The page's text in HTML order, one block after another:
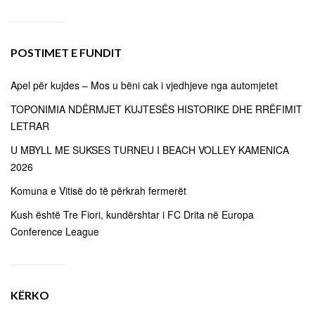
POSTIMET E FUNDIT
Apel për kujdes – Mos u bëni cak i vjedhjeve nga automjetet
TOPONIMIA NDËRMJET KUJTESËS HISTORIKE DHE RRËFIMIT
LETRAR
U MBYLL ME SUKSES TURNEU I BEACH VOLLEY KAMENICA
2026
Komuna e Vitisë do të përkrah fermerët
Kush është Tre Fiori, kundërshtar i FC Drita në Europa
Conference League
KËRKO